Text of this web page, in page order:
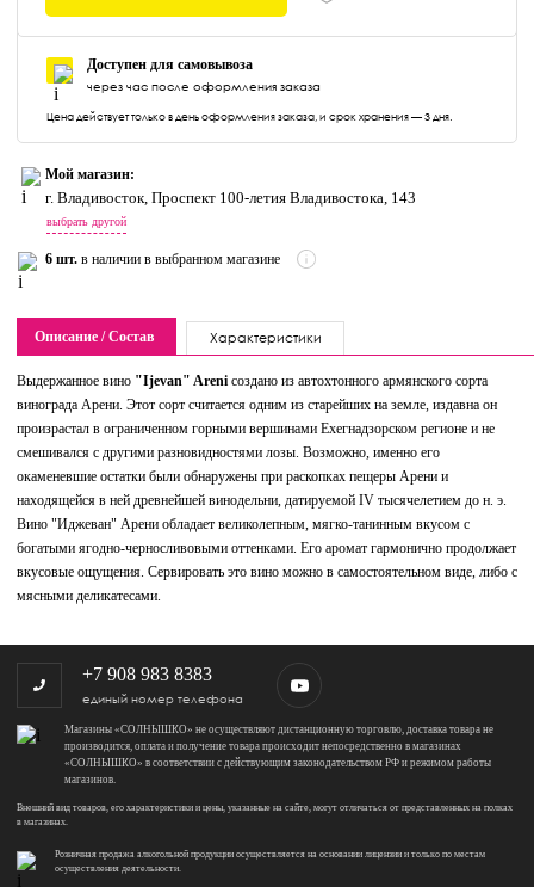
Доступен для самовывоза
через час после оформления заказа
Цена действует только в день оформления заказа, и срок хранения — 3 дня.
Мой магазин:
г. Владивосток, Проспект 100-летия Владивостока, 143
выбрать другой
6 шт. в наличии в выбранном магазине
Описание / Состав Характеристики
Выдержанное вино "Ijevan" Areni создано из автохтонного армянского сорта
винограда Арени. Этот сорт считается одним из старейших на земле, издавна он
произрастал в ограниченном горными вершинами Ехегнадзорском регионе и не
смешивался с другими разновидностями лозы. Возможно, именно его
окаменевшие остатки были обнаружены при раскопках пещеры Арени и
находящейся в ней древнейшей винодельни, датируемой IV тысячелетием до н. э.
Вино "Иджеван" Арени обладает великолепным, мягко-танинным вкусом с
богатыми ягодно-черносливовыми оттенками. Его аромат гармонично продолжает
вкусовые ощущения. Сервировать это вино можно в самостоятельном виде, либо с
мясными деликатесами.
+7 908 983 8383
единый номер телефона
Магазины «СОЛНЫШКО» не осуществляют дистанционную торговлю, доставка товара не
производится, оплата и получение товара происходит непосредственно в магазинах
«СОЛНЫШКО» в соответствии с действующим законодательством РФ и режимом работы
магазинов.
Внешний вид товаров, его характеристики и цены, указанные на сайте, могут отличаться от представленных на полках
в магазинах.
Розничная продажа алкогольной продукции осуществляется на основании лицензии и только по местам
осуществления деятельности.